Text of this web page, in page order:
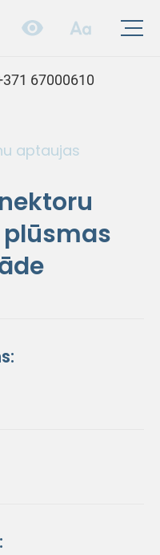
67000610
aptaujas
plūsmas